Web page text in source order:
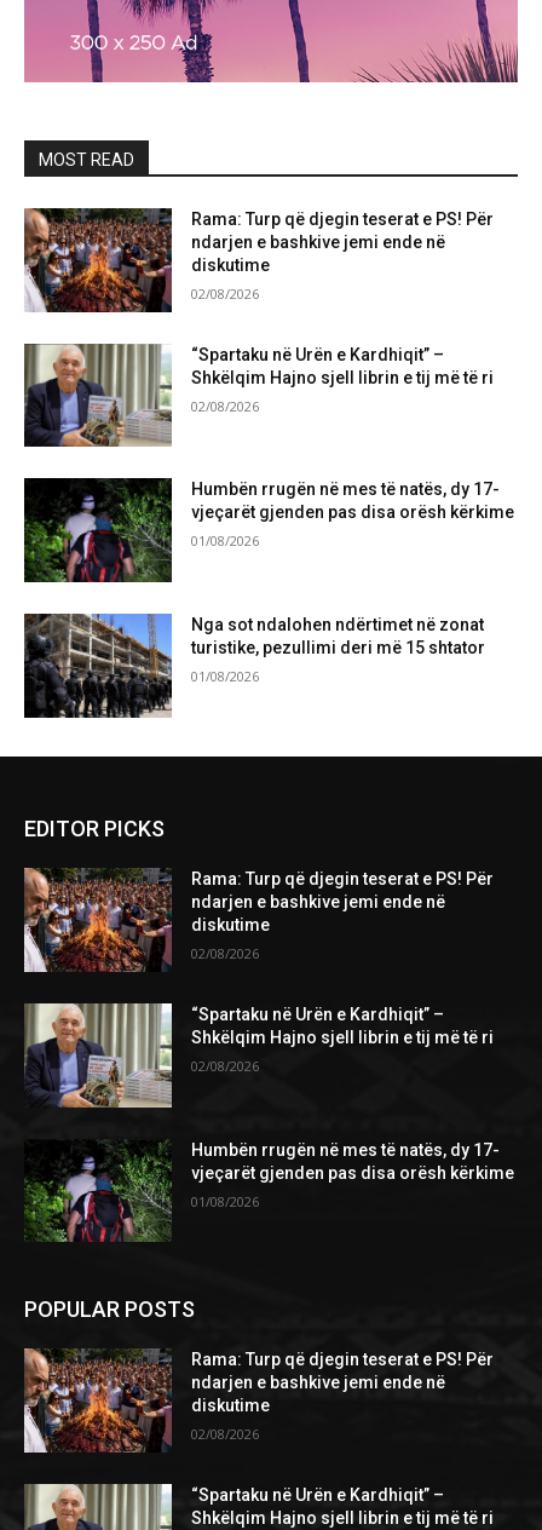
MOST READ
Rama: Turp që djegin teserat e PS! Për
ndarjen e bashkive jemi ende në
diskutime
02/08/2026
“Spartaku në Urën e Kardhiqit” –
Shkëlqim Hajno sjell librin e tij më të ri
02/08/2026
Humbën rrugën në mes të natës, dy 17-
vjeçarët gjenden pas disa orësh kërkime
01/08/2026
Nga sot ndalohen ndërtimet në zonat
turistike, pezullimi deri më 15 shtator
01/08/2026
EDITOR PICKS
Rama: Turp që djegin teserat e PS! Për
ndarjen e bashkive jemi ende në
diskutime
02/08/2026
“Spartaku në Urën e Kardhiqit” –
Shkëlqim Hajno sjell librin e tij më të ri
02/08/2026
Humbën rrugën në mes të natës, dy 17-
vjeçarët gjenden pas disa orësh kërkime
01/08/2026
POPULAR POSTS
Rama: Turp që djegin teserat e PS! Për
ndarjen e bashkive jemi ende në
diskutime
02/08/2026
“Spartaku në Urën e Kardhiqit” –
Shkëlqim Hajno sjell librin e tij më të ri